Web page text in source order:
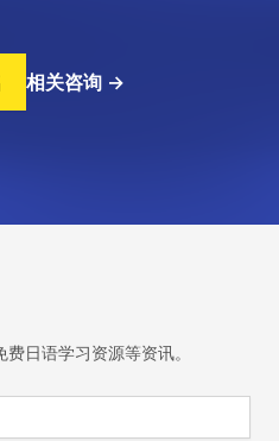
相关咨询 →
日语学习资源等资讯。